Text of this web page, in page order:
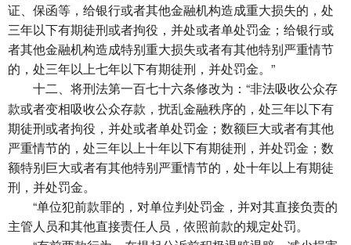
证、保函等，给银行或者其他金融机构造成重大损失的，处
三年以下有期徒刑或者拘役，并处或者单处罚金；给银行或
者其他金融机构造成特别重大损失或者有其他特别严重情节
的，处三年以上七年以下有期徒刑，并处罚金。”
十二、 将刑法第一百七十六条修改为：“非法吸收公众存
款或者变相吸收公众存款，扰乱金融秩序的，处三年以下有
期徒刑或者拘役，并处或者单处罚金；数额巨大或者有其他
严重情节的，处三年以上十年以下有期徒刑，并处罚金；数
额特别巨大或者有其他特别严重情节的，处十年以上有期徒
刑，并处罚金。
“单位犯前款罪的，对单位判处罚金，并对其直接负责的
主管人员和其他直接责任人员，依照前款的规定处罚。